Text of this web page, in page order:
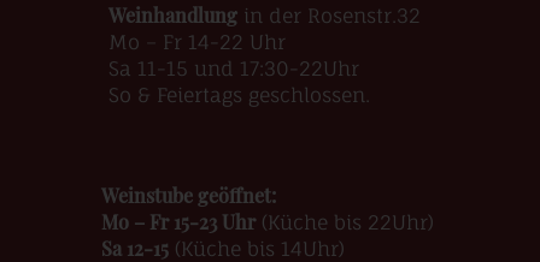
Weinhandlungin der Rosenstr.32
Mo – Fr 14-22 Uhr
Sa 11-15 und 17:30-22Uhr
So & Feiertags geschlossen.
Weinstube geöffnet:
Mo – Fr 15-23 Uhr(Küche bis 22Uhr)
Sa 12-15(Küche bis 14Uhr)